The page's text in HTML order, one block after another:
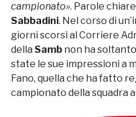
campionato». Parole
Sabbadini. Nel corso di
giorni scorsi al Corriere
della Sambnon ha
state le sue impressioni a
Fano, quella che ha fatto
campionato della squadra